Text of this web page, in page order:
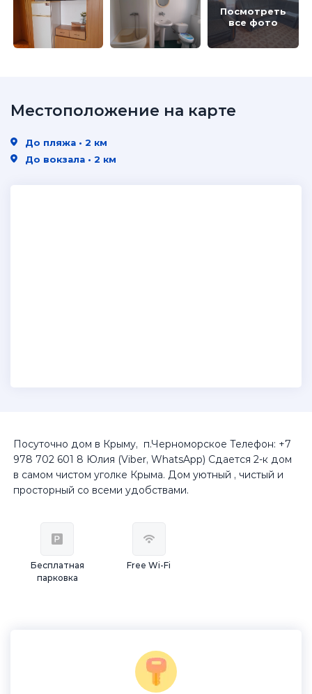
Посмотреть
все фото
Посуточно дом в Крыму, п.Черноморское Телефон: +7
978 702 601 8 Юлия (Viber, WhatsApp) Сдается 2-к дом
в самом чистом уголке Крыма. Дом уютный , чистый и
просторный со всеми удобствами.
Бесплатная
парковка
Free Wi-Fi
Местоположение на карте
До пляжа • 2 км
До вокзала • 2 км